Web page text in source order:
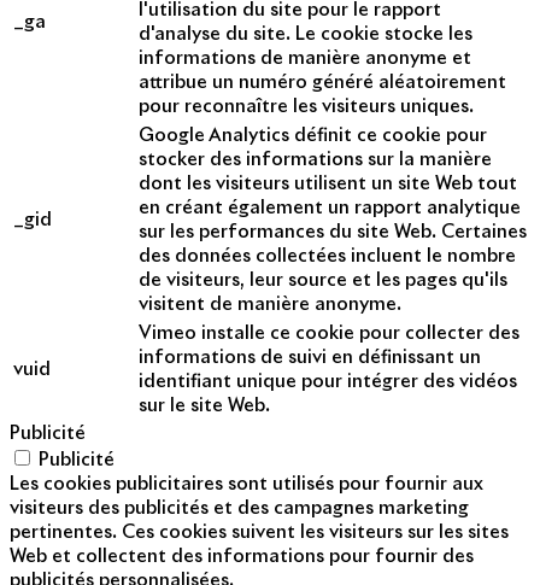
_ga
l'utilisation du site pour le rapport
d'analyse du site. Le cookie stocke les
informations de manière anonyme et
attribue un numéro généré aléatoirement
pour reconnaître les visiteurs uniques.
_gid
Google Analytics définit ce cookie pour
stocker des informations sur la manière
dont les visiteurs utilisent un site Web tout
en créant également un rapport analytique
sur les performances du site Web. Certaines
des données collectées incluent le nombre
de visiteurs, leur source et les pages qu'ils
visitent de manière anonyme.
vuid
Vimeo installe ce cookie pour collecter des
informations de suivi en définissant un
identifiant unique pour intégrer des vidéos
sur le site Web.
Publicité
Publicité
Les cookies publicitaires sont utilisés pour fournir aux
visiteurs des publicités et des campagnes marketing
pertinentes. Ces cookies suivent les visiteurs sur les sites
Web et collectent des informations pour fournir des
publicités personnalisées.